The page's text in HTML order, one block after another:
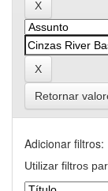
Retornar
Adicionar filtros:
Utilizar filtros